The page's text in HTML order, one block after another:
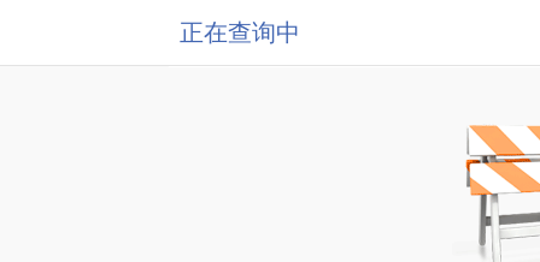
正在查询中